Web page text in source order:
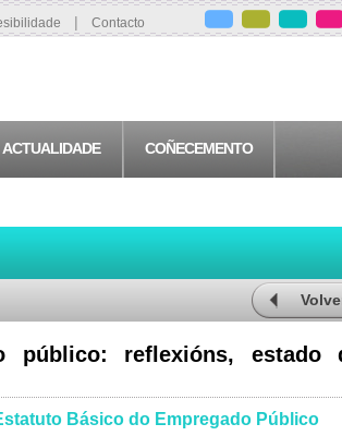
| Contacto
ACTUALIDADE COÑECEMENTO
público: reflexións, estado
Básico do Empregado Público